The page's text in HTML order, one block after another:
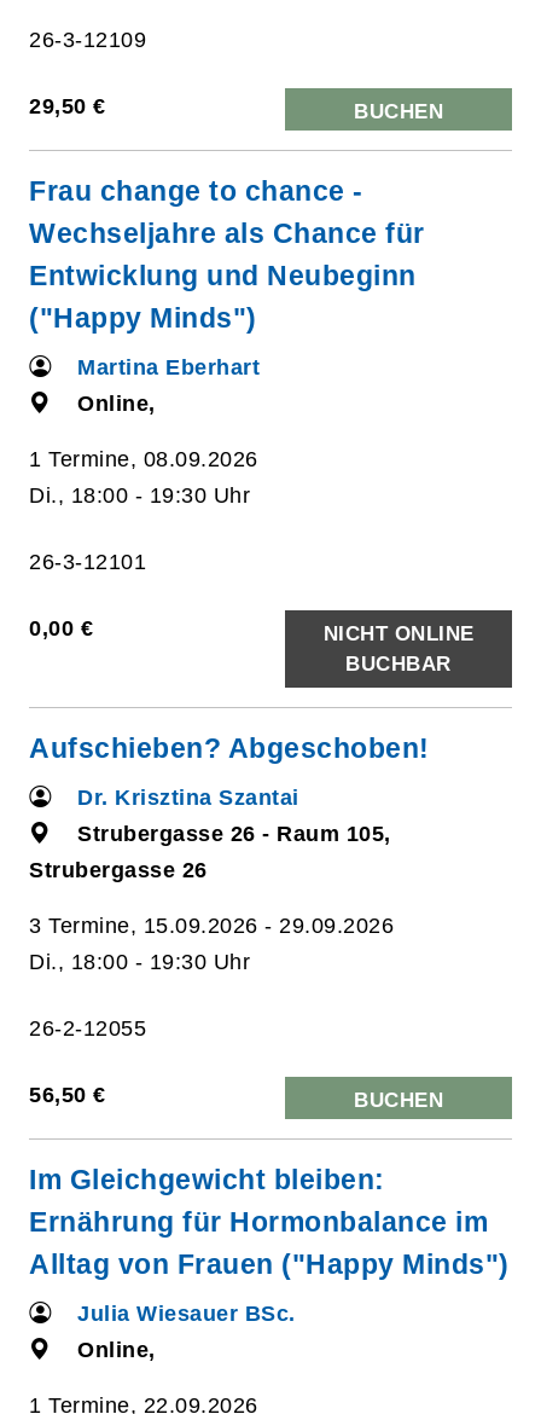
26-3-12109
29,50 € BUCHEN
Frau change to chance -
Wechseljahre als Chance für
Entwicklung und Neubeginn
("Happy Minds")
Martina Eberhart
Online,
1 Termine, 08.09.2026
Di., 18:00 - 19:30 Uhr
26-3-12101
0,00 €
NICHT ONLINE
BUCHBAR
Aufschieben? Abgeschoben!
Dr. Krisztina Szantai
Strubergasse 26 - Raum 105,
Strubergasse 26
3 Termine, 15.09.2026 - 29.09.2026
Di., 18:00 - 19:30 Uhr
26-2-12055
56,50 € BUCHEN
Im Gleichgewicht bleiben:
Ernährung für Hormonbalance im
Alltag von Frauen ("Happy Minds")
Julia Wiesauer BSc.
Online,
1 Termine, 22.09.2026